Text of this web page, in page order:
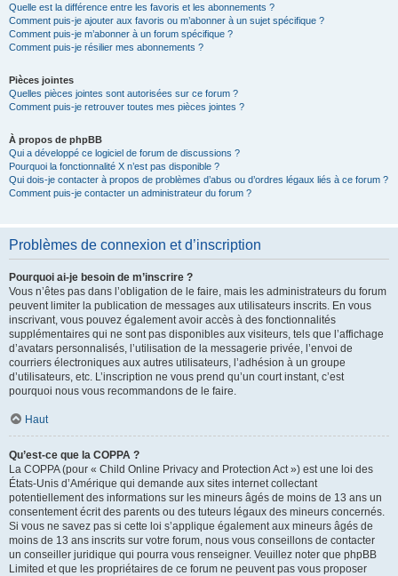
Quelle est la différence entre les favoris et les abonnements ?
Comment puis-je ajouter aux favoris ou m’abonner à un sujet spécifique ?
Comment puis-je m’abonner à un forum spécifique ?
Comment puis-je résilier mes abonnements ?
Pièces jointes
Quelles pièces jointes sont autorisées sur ce forum ?
Comment puis-je retrouver toutes mes pièces jointes ?
À propos de phpBB
Qui a développé ce logiciel de forum de discussions ?
Pourquoi la fonctionnalité X n’est pas disponible ?
Qui dois-je contacter à propos de problèmes d’abus ou d’ordres légaux liés à ce forum ?
Comment puis-je contacter un administrateur du forum ?
Problèmes de connexion et d’inscription
Pourquoi ai-je besoin de m’inscrire ?
Vous n’êtes pas dans l’obligation de le faire, mais les administrateurs du forum
peuvent limiter la publication de messages aux utilisateurs inscrits. En vous
inscrivant, vous pouvez également avoir accès à des fonctionnalités
supplémentaires qui ne sont pas disponibles aux visiteurs, tels que l’affichage
d’avatars personnalisés, l’utilisation de la messagerie privée, l’envoi de
courriers électroniques aux autres utilisateurs, l’adhésion à un groupe
d’utilisateurs, etc. L’inscription ne vous prend qu’un court instant, c’est
pourquoi nous vous recommandons de le faire.
Haut
Qu’est-ce que la COPPA ?
La COPPA (pour « Child Online Privacy and Protection Act ») est une loi des
États-Unis d’Amérique qui demande aux sites internet collectant
potentiellement des informations sur les mineurs âgés de moins de 13 ans un
consentement écrit des parents ou des tuteurs légaux des mineurs concernés.
Si vous ne savez pas si cette loi s’applique également aux mineurs âgés de
moins de 13 ans inscrits sur votre forum, nous vous conseillons de contacter
un conseiller juridique qui pourra vous renseigner. Veuillez noter que phpBB
Limited et que les propriétaires de ce forum ne peuvent pas vous proposer